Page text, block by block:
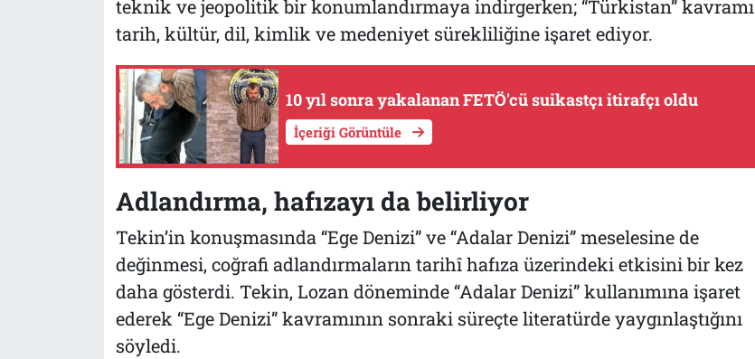
teknik ve jeopolitik bir konumlandırmaya indirgerken; “Türkistan” kavramı
tarih, kültür, dil, kimlik ve medeniyet sürekliliğine işaret ediyor.
10 yıl sonra yakalanan FETÖ'cü suikastçı itirafçı oldu
İçeriği Görüntüle
Adlandırma, hafızayı da belirliyor
Tekin’in konuşmasında “Ege Denizi” ve “Adalar Denizi” meselesine de
değinmesi, coğrafi adlandırmaların tarihî hafıza üzerindeki etkisini bir kez
daha gösterdi. Tekin, Lozan döneminde “Adalar Denizi” kullanımına işaret
ederek “Ege Denizi” kavramının sonraki süreçte literatürde yaygınlaştığını
söyledi.